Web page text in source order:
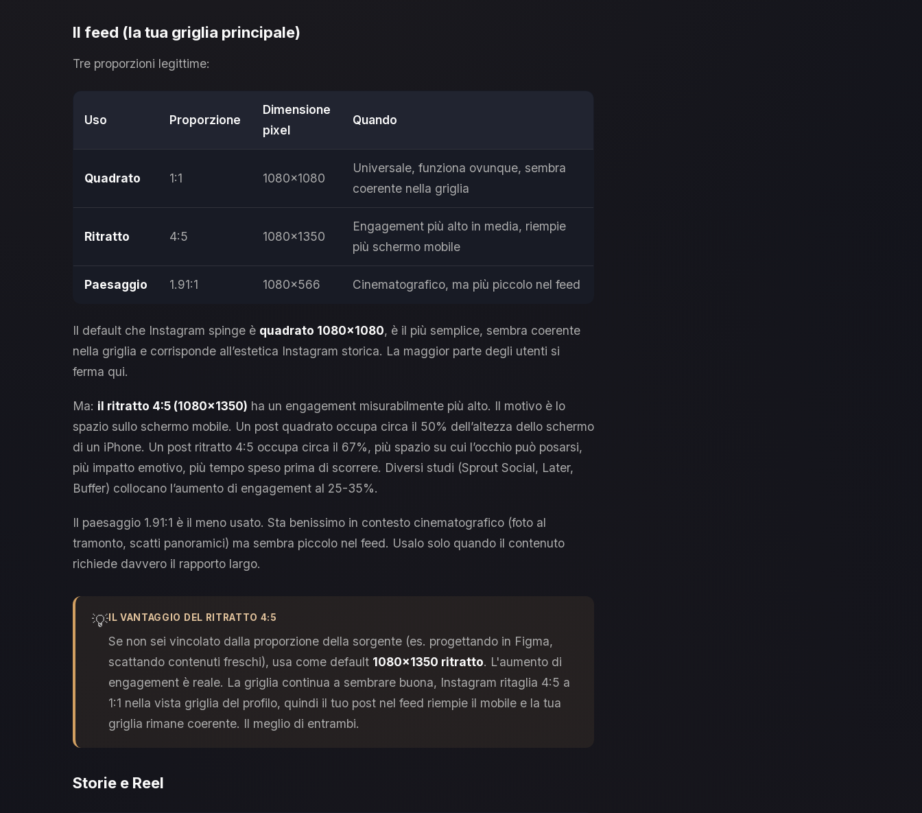
Il feed (la tua griglia principale)
Tre proporzioni legittime:
Uso Proporzione
Dimensione
pixel
Quando
Quadrato 1:1 1080×1080
Universale, funziona ovunque, sembra
coerente nella griglia
Ritratto 4:5 1080×1350
Engagement più alto in media, riempie
più schermo mobile
Paesaggio 1.91:1 1080×566 Cinematografico, ma più piccolo nel feed
Il default che Instagram spinge è quadrato 1080×1080, è il più semplice, sembra coerente
nella griglia e corrisponde all’estetica Instagram storica. La maggior parte degli utenti si
ferma qui.
Ma: il ritratto 4:5 (1080×1350) ha un engagement misurabilmente più alto. Il motivo è lo
spazio sullo schermo mobile. Un post quadrato occupa circa il 50% dell’altezza dello schermo
di un iPhone. Un post ritratto 4:5 occupa circa il 67%, più spazio su cui l’occhio può posarsi,
più impatto emotivo, più tempo speso prima di scorrere. Diversi studi (Sprout Social, Later,
Buffer) collocano l’aumento di engagement al 25-35%.
Il paesaggio 1.91:1 è il meno usato. Sta benissimo in contesto cinematografico (foto al
tramonto, scatti panoramici) ma sembra piccolo nel feed. Usalo solo quando il contenuto
richiede davvero il rapporto largo.
💡 IL VANTAGGIO DEL RITRATTO 4:5
Se non sei vincolato dalla proporzione della sorgente (es. progettando in Figma,
scattando contenuti freschi), usa come default 1080×1350 ritratto. L'aumento di
engagement è reale. La griglia continua a sembrare buona, Instagram ritaglia 4:5 a
1:1 nella vista griglia del profilo, quindi il tuo post nel feed riempie il mobile e la tua
griglia rimane coerente. Il meglio di entrambi.
Storie e Reel